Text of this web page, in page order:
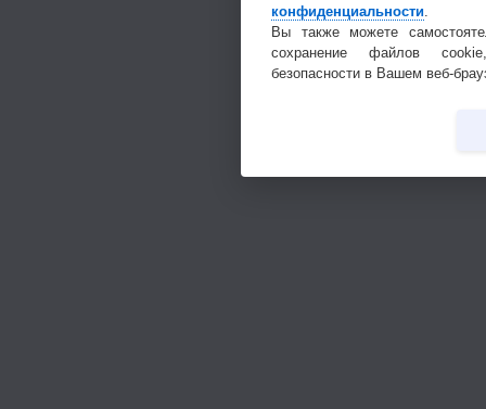
конфиденциальности
Вы также можете
сохранение файлов
безопасности в Вашем веб-